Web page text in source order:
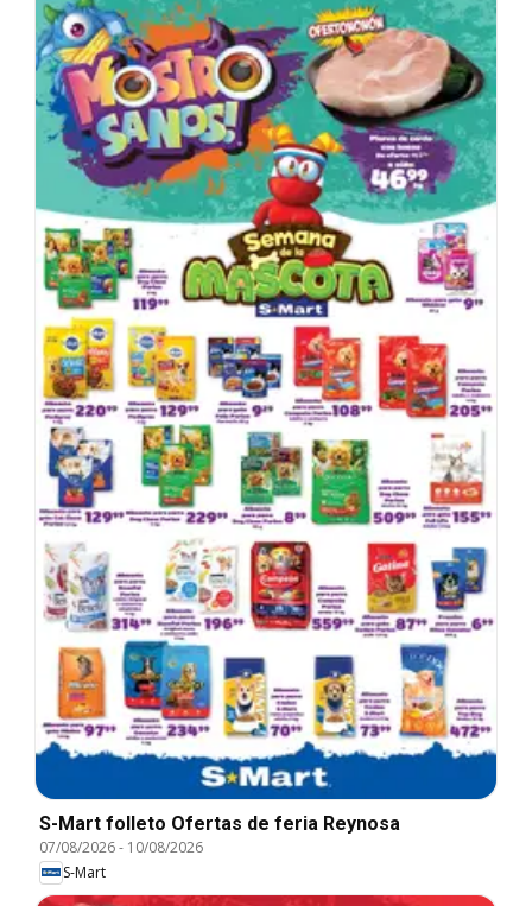
S-Mart folleto Ofertas de feria Reynosa
07/08/2026- 10/08/2026
S-Mart